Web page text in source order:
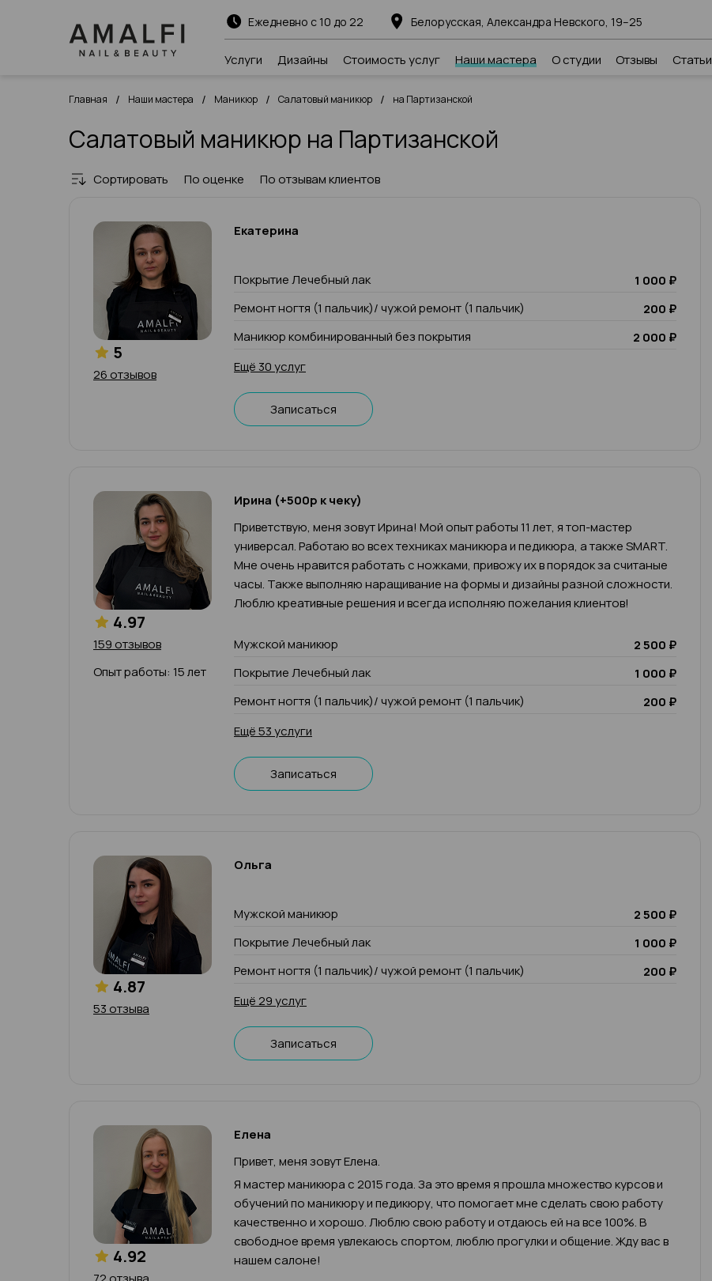
Ежедневно с 10 до 22 Белорусская, Александра Невского, 19–25
Услуги Дизайны Стоимость услуг Наши мастера О студии Отзывы Статьи
Главная / Наши мастера / Маникюр / Салатовый маникюр / на Партизанской
Салатовый маникюр на Партизанской
Сортировать По оценке По отзывам клиентов
5
26 отзывов
Екатерина
Покрытие Лечебный лак
1 000 ₽
Ремонт ногтя (1 пальчик)/ чужой ремонт (1 пальчик)
200 ₽
Маникюр комбинированный без покрытия
2 000 ₽
Ещё 30 услуг
Записаться
4.97
159 отзывов
Опыт работы: 15 лет
Ирина (+500р к чеку)
Приветствую, меня зовут Ирина! Мой опыт работы 11 лет, я топ-мастер
универсал. Работаю во всех техниках маникюра и педикюра, а также SMART.
Мне очень нравится работать с ножками, привожу их в порядок за считаные
часы. Также выполняю наращивание на формы и дизайны разной сложности.
Люблю креативные решения и всегда исполняю пожелания клиентов!
Мужской маникюр
2 500 ₽
Покрытие Лечебный лак
1 000 ₽
Ремонт ногтя (1 пальчик)/ чужой ремонт (1 пальчик)
200 ₽
Ещё 53 услуги
Записаться
4.87
53 отзыва
Ольга
Мужской маникюр
2 500 ₽
Покрытие Лечебный лак
1 000 ₽
Ремонт ногтя (1 пальчик)/ чужой ремонт (1 пальчик)
200 ₽
Ещё 29 услуг
Записаться
4.92
Елена
Привет, меня зовут Елена.
Я мастер маникюра с 2015 года. За это время я прошла множество курсов и
обучений по маникюру и педикюру, что помогает мне сделать свою работу
качественно и хорошо. Люблю свою работу и отдаюсь ей на все 100%. В
свободное время увлекаюсь спортом, люблю прогулки и общение. Жду вас в
нашем салоне!